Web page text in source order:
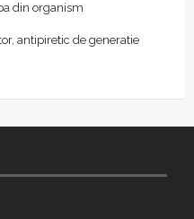
din organism
antipiretic de generatie